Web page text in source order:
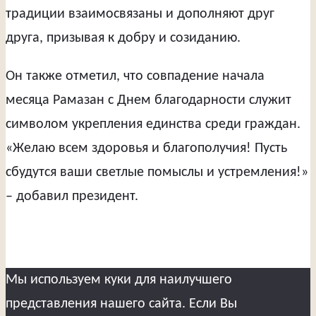
традиции взаимосвязаны и дополняют друг
друга, призывая к добру и созиданию.
Он также отметил, что совпадение начала
месяца Рамазан с Днем благодарности служит
символом укрепления единства среди граждан.
«Желаю всем здоровья и благополучия! Пусть
сбудутся ваши светлые помыслы и устремления!»
– добавил президент.
Мы используем куки для наилучшего
представления нашего сайта. Если Вы